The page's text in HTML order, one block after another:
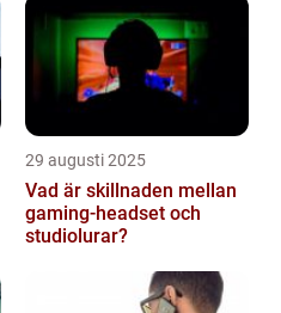
29 augusti 2025
Vad är skillnaden mellan
gaming-headset och
studiolurar?